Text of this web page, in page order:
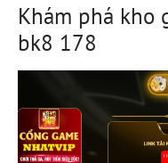
Khám phá kho
bk8 178